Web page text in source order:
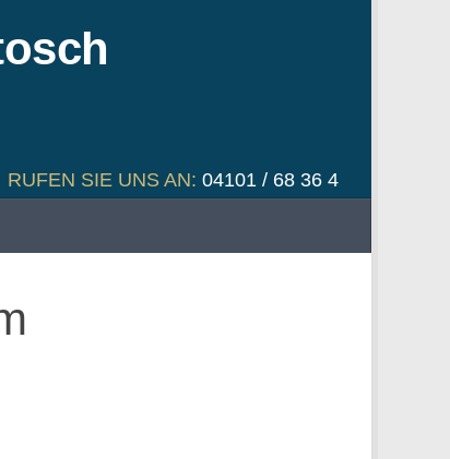
RUFEN SIE UNS AN: 04101 / 68 36 4